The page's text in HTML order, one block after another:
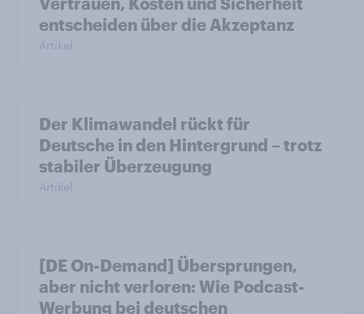
entscheiden über die Akzeptanz
Artikel
Der Klimawandel rückt für
Deutsche in den Hintergrund – trotz
stabiler Überzeugung
Artikel
[DE On-Demand] Übersprungen,
aber nicht verloren: Wie Podcast-
Werbung bei deutschen